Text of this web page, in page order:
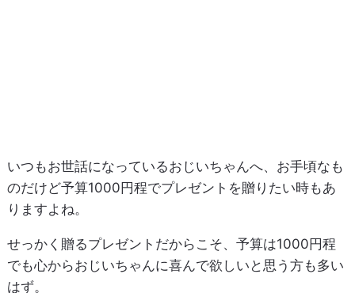
いつもお世話になっているおじいちゃんへ、お手頃なも
のだけど予算1000円程でプレゼントを贈りたい時もあ
りますよね。
せっかく贈るプレゼントだからこそ、予算は1000円程
でも心からおじいちゃんに喜んで欲しいと思う方も多い
はず。